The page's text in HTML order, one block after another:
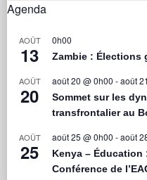
Agenda
AOÛT
13
0h00
Zambie : Élections
AOÛT
20
août 20 @ 0h00 -août
Sommet sur les
transfrontalier au
AOÛT
25
août 25 @ 0h00 -août
Kenya – Éducation
Conférence de